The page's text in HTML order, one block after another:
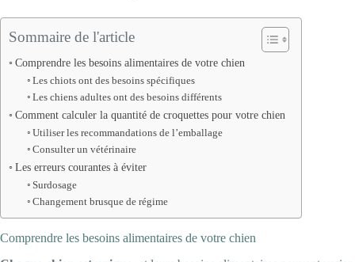
Sommaire de l'article
Comprendre les besoins alimentaires de votre chien
Les chiots ont des besoins spécifiques
Les chiens adultes ont des besoins différents
Comment calculer la quantité de croquettes pour votre chien
Utiliser les recommandations de l’emballage
Consulter un vétérinaire
Les erreurs courantes à éviter
Surdosage
Changement brusque de régime
Comprendre les besoins alimentaires de votre chien